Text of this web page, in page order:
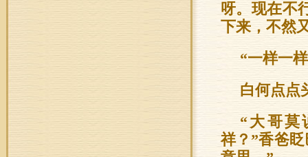
呀。现在不
下来，不然
“一样一
白何点点
“大哥莫
祥？”香爸